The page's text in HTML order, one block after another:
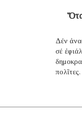
Δέν
σέ
πολῖτες.